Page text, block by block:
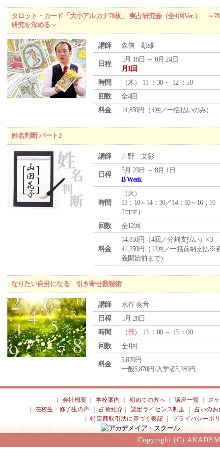
タロット・カード「大小アルカナ78枚」 実占研究会（全4回Ver.） ～
研究を深める～
講師 森信 彰雄
日程
5月 18日 ～ 8月 24日
月1回
時間
（木） 11 ：30 ～ 12 ：50
回数
全4回
料金
14,850円（4回／一括払いのみ）
姓名判断 パート2
講師 川野 文彰
日程
5月 23日 ～ 8月 1日
B Week
時間
（火 ）
13：10～14：30／14：50～16：10
2コマ）
回数
全12回
料金
14,850円（4回／分割支払い）×3
41,250円（12回／一括前納支払※
義開始前まで）
なりたい自分になる 引き寄せ数秘術
講師
水谷 奏音
日程
5月 28日
時間
（ 日 ） 13 ：00 ～ 15 ：00
回数
全1回
料金
5,870円
一般5,870円/入学者5,280円
会社概要 ｜学校案内 ｜初めての方へ 講座一覧
ス
在校生・修了生の声 ｜占術紹介 ｜認定ライセンス制度
占いのお
｜特定商取引法に基づく表記 プライバシーポ
Copyright (C)